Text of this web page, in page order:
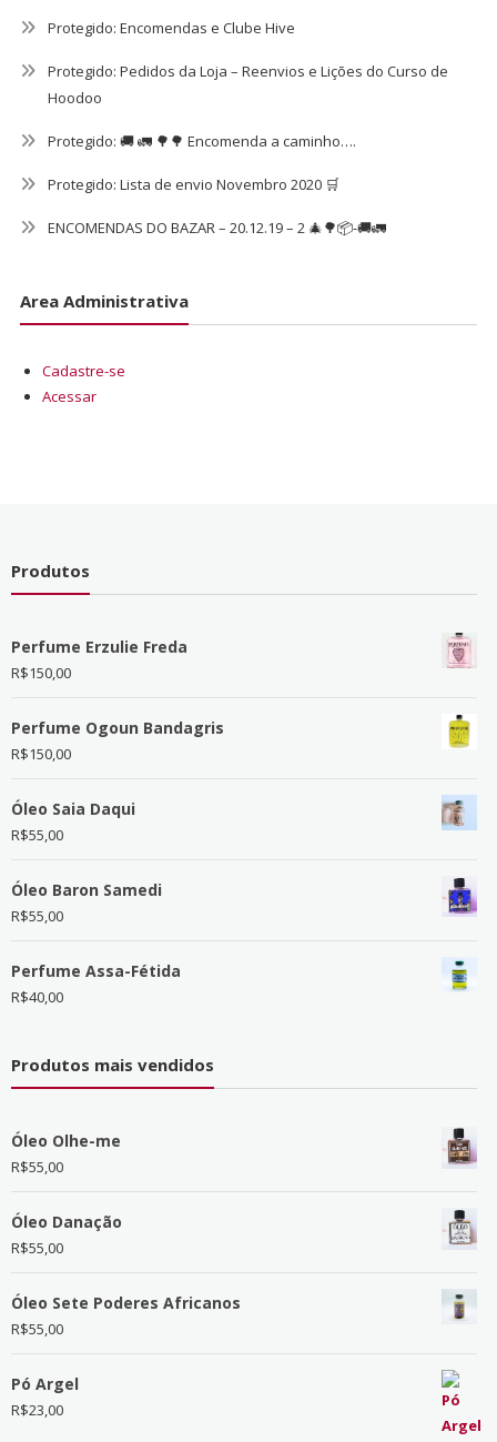
Protegido: Encomendas e Clube Hive
Protegido: Pedidos da Loja – Reenvios e Lições do Curso de
Hoodoo
Protegido: 🚚 🚛 🌳🌳 Encomenda a caminho….
Protegido: Lista de envio Novembro 2020 🛒
ENCOMENDAS DO BAZAR – 20.12.19 – 2 🎄🌳📦-🚚🚛
Area Administrativa
Cadastre-se
Acessar
Produtos
Perfume Erzulie Freda
R$150,00
Perfume Ogoun Bandagris
R$150,00
Óleo Saia Daqui
R$55,00
Óleo Baron Samedi
R$55,00
Perfume Assa-Fétida
R$40,00
Produtos mais vendidos
Óleo Olhe-me
R$55,00
Óleo Danação
R$55,00
Óleo Sete Poderes Africanos
R$55,00
Pó Argel
R$23,00